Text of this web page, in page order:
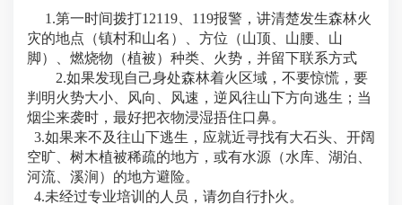
1.第一时间拨打12119、119报警，讲清楚发生森林火
灾的地点（镇村和山名）、方位（山顶、山腰、山
脚）、燃烧物（植被）种类、火势，并留下联系方式
2.如果发现自己身处森林着火区域，不要惊慌，要
判明火势大小、风向、风速，逆风往山下方向逃生；当
烟尘来袭时，最好把衣物浸湿捂住口鼻。
3.如果来不及往山下逃生，应就近寻找有大石头、开阔
空旷、树木植被稀疏的地方，或有水源（水库、湖泊、
河流、溪涧）的地方避险。
4.未经过专业培训的人员，请勿自行扑火。